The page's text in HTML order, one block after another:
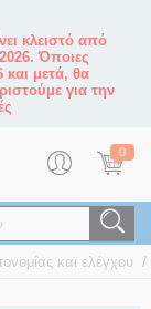
κλειστό από
Όποιες
μετά, θα
για την
0
και ελέγχου /